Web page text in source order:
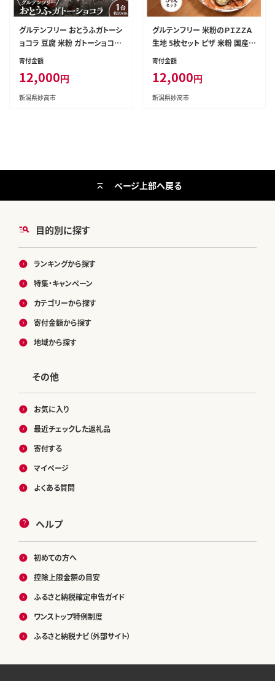
グルテンフリー おとうふガトーシ
ョコラ 豆腐 米粉 ガトーショコラ
手作り 甘さ控えめ
寄付金額
12,000円
新潟県妙高市
グルテンフリー 米粉のＰＩＺＺＡ
生地 5枚セット ピザ 米粉 国産米
粉 手作り
寄付金額
12,000円
新潟県妙高市
目的別に探す
ランキングから探す
特集・キャンペーン
カテゴリーから探す
寄付金額から探す
地域から探す
その他
お気に入り
最近チェックした返礼品
寄付する
マイページ
よくある質問
ヘルプ
初めての方へ
控除上限金額の目安
ふるさと納税確定申告ガイド
ワンストップ特例制度
ふるさと納税ナビ（外部サイト）
ページ上部へ戻る